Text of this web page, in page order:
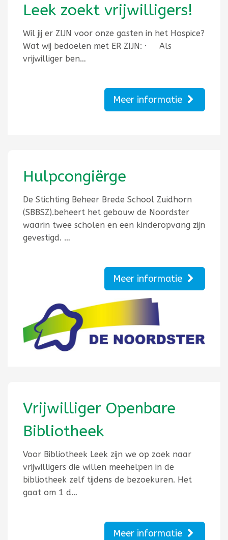
Leek zoekt vrijwilligers!
Wil jij er ZIJN voor onze gasten in het Hospice?
Wat wij bedoelen met ER ZIJN: · Als
vrijwilliger ben…
Meer informatie
Hulpcongiërge
De Stichting Beheer Brede School Zuidhorn
(SBBSZ).beheert het gebouw de Noordster
waarin twee scholen en een kinderopvang zijn
gevestigd. …
Meer informatie
Vrijwilliger Openbare
Bibliotheek
Voor Bibliotheek Leek zijn we op zoek naar
vrijwilligers die willen meehelpen in de
bibliotheek zelf tijdens de bezoekuren. Het
gaat om 1 d…
Meer informatie